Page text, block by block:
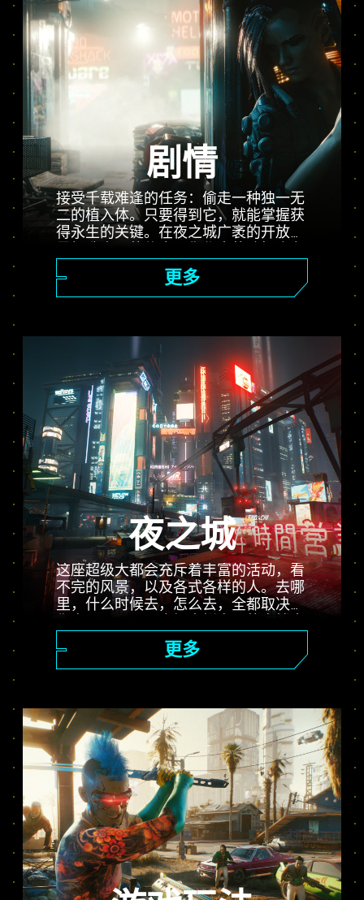
剧情
接受千载难逢的任务：偷走一种独一无
二的植入体。只要得到它，就能掌握获
得永生的关键。在夜之城广袤的开放世
右剧情的走向，影响周遭人物。完成各
种委托，从前途无量的雇佣兵一步步成
为传说中的赛博朋克。而那个人人趋之
的秘密？
更多
夜之城
这座超级大都会充斥着丰富的活动，看
不完的风景，以及各式各样的人。去哪
里，什么时候去，怎么去，全都取决于
厦，到一望无际的恶土乡郊，夜之城充
满了等待玩家发现的惊喜。
更多